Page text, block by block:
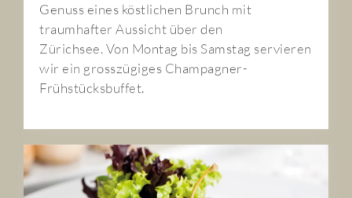
Genuss eines köstlichen Brunch mit
traumhafter Aussicht über den
Zürichsee. Von Montag bis Samstag servieren
wir ein grosszügiges Champagner-
Frühstücksbuffet.